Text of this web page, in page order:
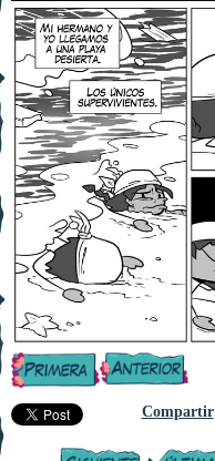
Compartir